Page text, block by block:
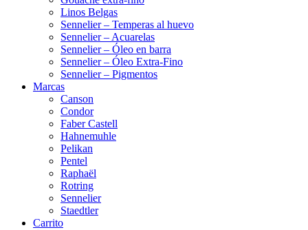
Linos Belgas
Sennelier – Temperas al huevo
Sennelier – Acuarelas
Sennelier – Óleo en barra
Sennelier – Óleo Extra-Fino
Sennelier – Pigmentos
Marcas
Canson
Condor
Faber Castell
Hahnemuhle
Pelikan
Pentel
Raphaël
Rotring
Sennelier
Staedtler
Carrito